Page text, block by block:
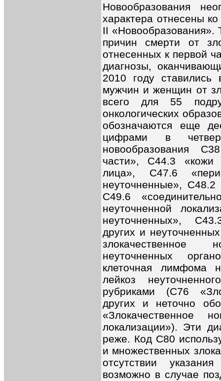
Новообразовaния
хaрaктерa отнесены
II
причин смерти от
отнесенных к первой
диагнозы,
2010 году
мужчин и женщин от
всего для 55
онкологических
обозначаются еще
цифрами в
новообрaзовaния
части», C44.3 «кожи
лица», C47.6
неуточненные»,
C49.6
неуточненной
неуточненных»,
других и
злокачественное
неуточненных
клеточная лимфома
лейкоз
рубриками (C76
других и неточно
«Злокачественное
локaлизaции»). Эти
реже. Код C80
и множественных
отсутствии
возможно в случае